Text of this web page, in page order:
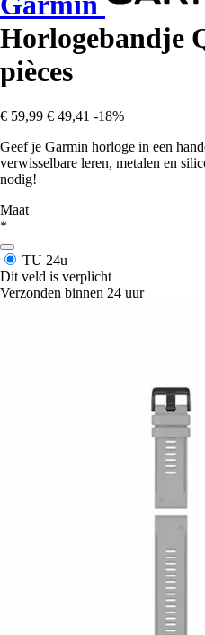
Horlogebandje
pièces
€ 59,99 € 49,41 -18%
Geef je Garmin horloge in een
verwisselbare leren, metalen en
nodig!
Maat
*
TU 24u
Dit veld is verplicht
Verzonden binnen 24 uur